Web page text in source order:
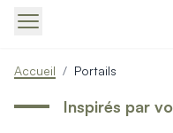
Produits > Portails >
Produits > Portails >
Produits > Portails >
Accueil / Portails
Inspirés par